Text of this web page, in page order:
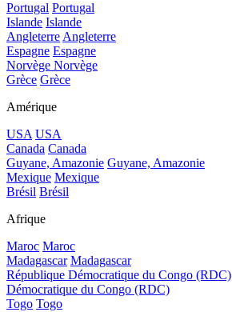
Portugal Portugal
Islande Islande
AngleterreAngleterre
Espagne Espagne
Norvège Norvège
Grèce Grèce
Amérique
USA USA
Canada Canada
Guyane, Amazonie Guyane, Amazonie
Mexique Mexique
Brésil Brésil
Afrique
Maroc Maroc
Madagascar Madagascar
République Démocratique du Congo (RDC)
Démocratique du Congo (RDC)
Togo Togo